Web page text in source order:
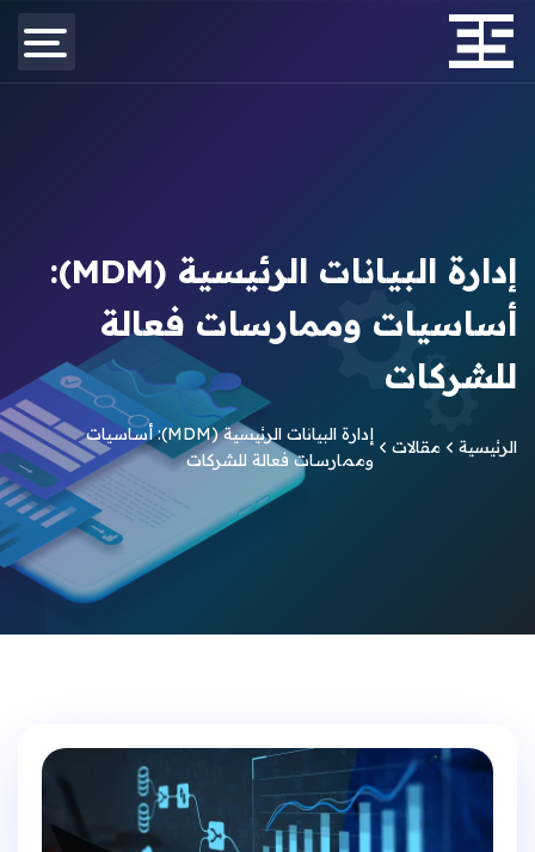
إدارة البيانات الرئيسية (MDM):
أساسيات وممارسات فعالة
للشركات
الرئيسية مقالات
إدارة البيانات الرئيسية (MDM): أساسيات
وممارسات فعالة للشركات